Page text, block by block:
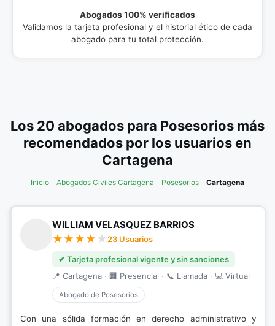
Abogados 100% verificados
Validamos la tarjeta profesional y el historial ético de cada
abogado para tu total protección.
Los 20 abogados para Posesorios más
recomendados por los usuarios en
Cartagena
Inicio Abogados Civiles Cartagena Posesorios Cartagena
WILLIAM VELASQUEZ BARRIOS
23 Usuarios
✔ Tarjeta profesional vigente y sin sanciones
📍 Cartagena · 🏢 Presencial · 📞 Llamada · 💻 Virtual
Abogado de Posesorios
Con una sólida formación en derecho administrativo y